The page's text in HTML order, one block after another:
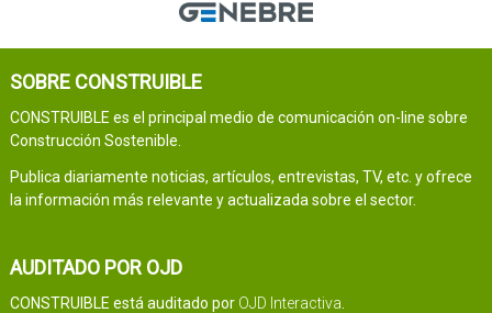
SOBRE CONSTRUIBLE
CONSTRUIBLE es el principal medio de comunicación on-line sobre
Construcción Sostenible.
Publica diariamente noticias, artículos, entrevistas, TV, etc. y ofrece
la información más relevante y actualizada sobre el sector.
AUDITADO POR OJD
CONSTRUIBLE está auditado por OJD Interactiva.